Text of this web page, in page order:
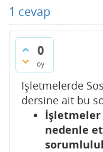
1 cevap
0
oy
İşletmelerde
dersine ait bu
İşletmeler
nedenle